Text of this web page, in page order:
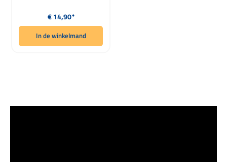
Normale prijs:
€ 14,90*
In de winkelmand